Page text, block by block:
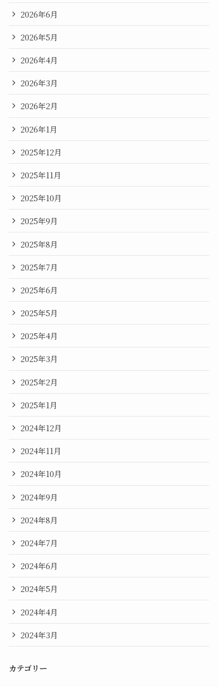
2026年6月
2026年5月
2026年4月
2026年3月
2026年2月
2026年1月
2025年12月
2025年11月
2025年10月
2025年9月
2025年8月
2025年7月
2025年6月
2025年5月
2025年4月
2025年3月
2025年2月
2025年1月
2024年12月
2024年11月
2024年10月
2024年9月
2024年8月
2024年7月
2024年6月
2024年5月
2024年4月
2024年3月
カテゴリー